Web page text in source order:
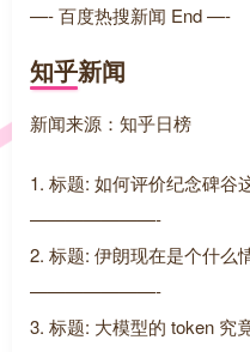
—- 百度热搜新闻 End —-
知乎新闻
新闻来源：知乎日榜
1. 标题: 如何评价纪念碑谷
———————-
2. 标题: 伊朗现在是个什么
———————-
3. 标题: 大模型的 token 究